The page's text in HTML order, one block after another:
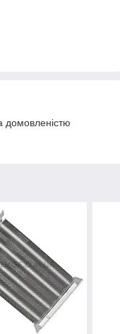
домовленістю